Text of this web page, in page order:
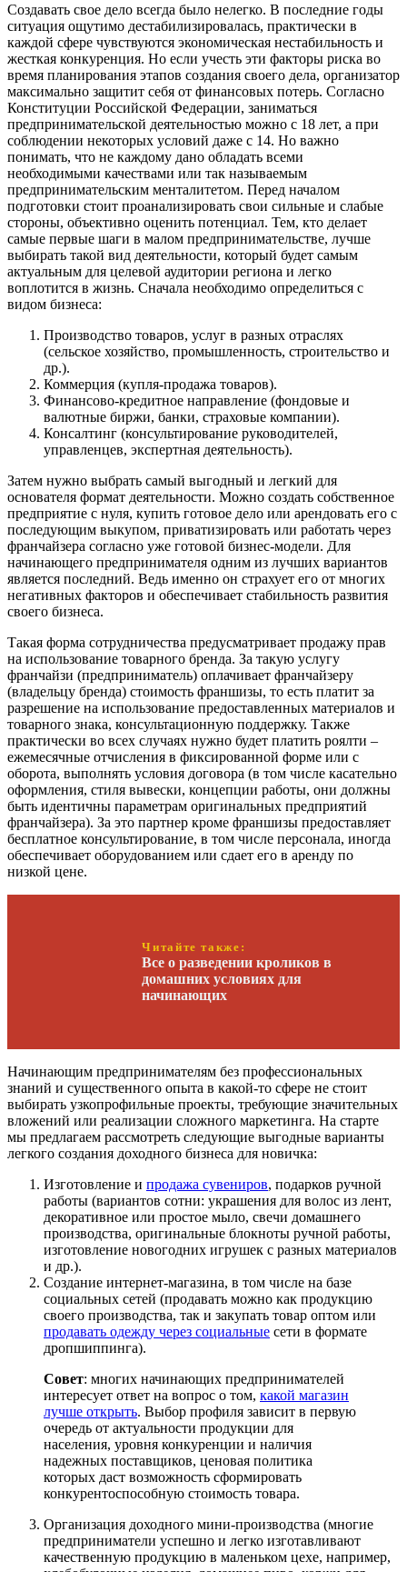
Создавать свое дело всегда было нелегко. В последние годы
ситуация ощутимо дестабилизировалась, практически в
каждой сфере чувствуются экономическая нестабильность и
жесткая конкуренция. Но если учесть эти факторы риска во
время планирования этапов создания своего дела, организатор
максимально защитит себя от финансовых потерь. Согласно
Конституции Российской Федерации, заниматься
предпринимательской деятельностью можно с 18 лет, а при
соблюдении некоторых условий даже с 14. Но важно
понимать, что не каждому дано обладать всеми
необходимыми качествами или так называемым
предпринимательским менталитетом. Перед началом
подготовки стоит проанализировать свои сильные и слабые
стороны, объективно оценить потенциал. Тем, кто делает
самые первые шаги в малом предпринимательстве, лучше
выбирать такой вид деятельности, который будет самым
актуальным для целевой аудитории региона и легко
воплотится в жизнь. Сначала необходимо определиться с
видом бизнеса:
Производство товаров, услуг в разных отраслях
(сельское хозяйство, промышленность, строительство и
др.).
Коммерция (купля-продажа товаров).
Финансово-кредитное направление (фондовые и
валютные биржи, банки, страховые компании).
Консалтинг (консультирование руководителей,
управленцев, экспертная деятельность).
Затем нужно выбрать самый выгодный и легкий для
основателя формат деятельности. Можно создать собственное
предприятие с нуля, купить готовое дело или арендовать его с
последующим выкупом, приватизировать или работать через
франчайзера согласно уже готовой бизнес-модели. Для
начинающего предпринимателя одним из лучших вариантов
является последний. Ведь именно он страхует его от многих
негативных факторов и обеспечивает стабильность развития
своего бизнеса.
Такая форма сотрудничества предусматривает продажу прав
на использование товарного бренда. За такую услугу
франчайзи (предприниматель) оплачивает франчайзеру
(владельцу бренда) стоимость франшизы, то есть платит за
разрешение на использование предоставленных материалов и
товарного знака, консультационную поддержку. Также
практически во всех случаях нужно будет платить роялти –
ежемесячные отчисления в фиксированной форме или с
оборота, выполнять условия договора (в том числе касательно
оформления, стиля вывески, концепции работы, они должны
быть идентичны параметрам оригинальных предприятий
франчайзера). За это партнер кроме франшизы предоставляет
бесплатное консультирование, в том числе персонала, иногда
обеспечивает оборудованием или сдает его в аренду по
низкой цене.
Читайте также:
Все о разведении кроликов в
домашних условиях для
начинающих
Начинающим предпринимателям без профессиональных
знаний и существенного опыта в какой-то сфере не стоит
выбирать узкопрофильные проекты, требующие значительных
вложений или реализации сложного маркетинга. На старте
мы предлагаем рассмотреть следующие выгодные варианты
легкого создания доходного бизнеса для новичка:
Изготовление и продажа сувениров, подарков ручной
работы (вариантов сотни: украшения для волос из лент,
декоративное или простое мыло, свечи домашнего
производства, оригинальные блокноты ручной работы,
изготовление новогодних игрушек с разных материалов
и др.).
Создание интернет-магазина, в том числе на базе
социальных сетей (продавать можно как продукцию
своего производства, так и закупать товар оптом или
продавать одежду через социальные сети в формате
дропшиппинга).
Совет: многих начинающих предпринимателей
интересует ответ на вопрос о том, какой магазин
лучше открыть. Выбор профиля зависит в первую
очередь от актуальности продукции для
населения, уровня конкуренции и наличия
надежных поставщиков, ценовая политика
которых даст возможность сформировать
конкурентоспособную стоимость товара.
Организация доходного мини-производства (многие
предприниматели успешно и легко изготавливают
качественную продукцию в маленьком цехе, например,